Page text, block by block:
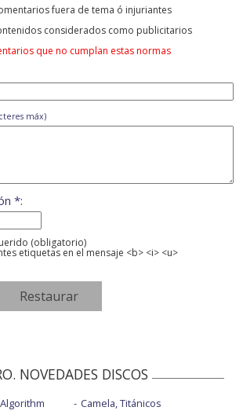
fuera de tema ó injuriantes
considerados como publicitarios
que no cumplan estas normas
máx)
*:
(obligatorio)
etiquetas en el mensaje <b> <i> <u>
NOVEDADES DISCOS
Camela, Titánicos